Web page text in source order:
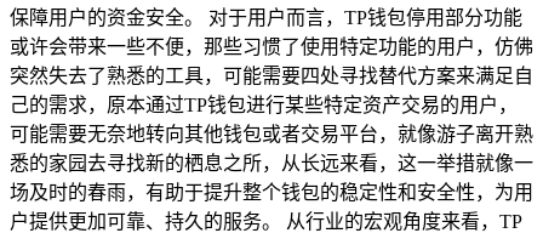
保障用户的资金安全。 对于用户而言，TP钱包停用部分功能
或许会带来一些不便，那些习惯了使用特定功能的用户，仿佛
突然失去了熟悉的工具，可能需要四处寻找替代方案来满足自
己的需求，原本通过TP钱包进行某些特定资产交易的用户，
可能需要无奈地转向其他钱包或者交易平台，就像游子离开熟
悉的家园去寻找新的栖息之所，从长远来看，这一举措就像一
场及时的春雨，有助于提升整个钱包的稳定性和安全性，为用
户提供更加可靠、持久的服务。 从行业的宏观角度来看，TP